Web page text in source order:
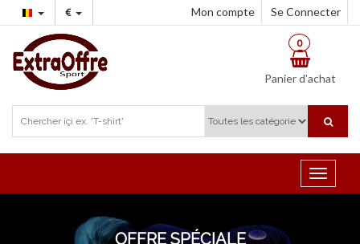
Mon compte Se Connecter
Panier d'achat
0
Toggle
OFFRE SPÉCIALE